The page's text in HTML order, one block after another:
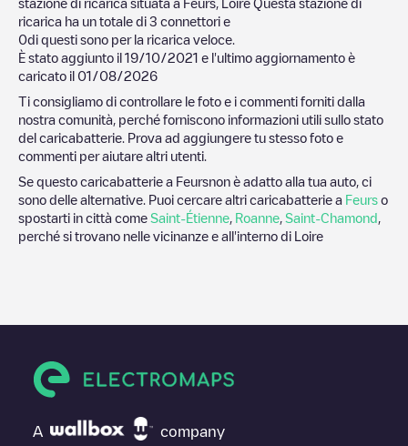
stazione di ricarica situata a Feurs Loire Questa stazione di
ricarica ha un totale di 3 connettori e
0di questi sono per la ricarica veloce.
È stato aggiunto il 19/10/2021 e l'ultimo aggiornamento è
caricato il 01/08/2026
Ti consigliamo di controllare le foto e i commenti forniti dalla
nostra comunità, perché forniscono informazioni utili sullo stato
del caricabatterie. Prova ad aggiungere tu stesso foto e
commenti per aiutare altri utenti.
Se questo caricabatterie a Feursnon è adatto alla tua auto, ci
sono delle alternative. Puoi cercare altri caricabatterie a Feurs o
spostarti in città come Saint-Étienne Roanne Saint-Chamond
perché si trovano nelle vicinanze e all'interno di Loire
A company